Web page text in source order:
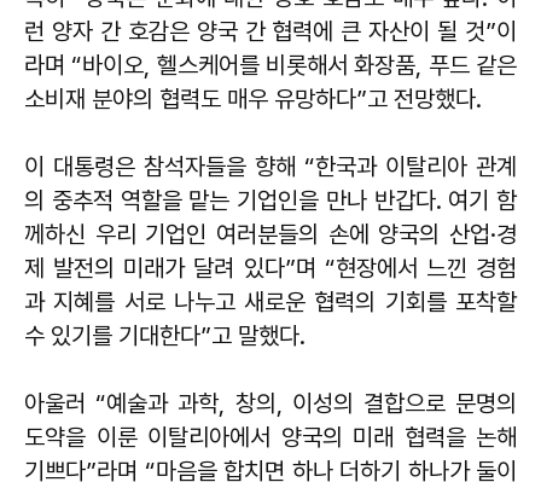
런 양자 간 호감은 양국 간 협력에 큰 자산이 될 것”이
라며 “바이오, 헬스케어를 비롯해서 화장품, 푸드 같은
소비재 분야의 협력도 매우 유망하다”고 전망했다.
이 대통령은 참석자들을 향해 “한국과 이탈리아 관계
의 중추적 역할을 맡는 기업인을 만나 반갑다. 여기 함
께하신 우리 기업인 여러분들의 손에 양국의 산업·경
제 발전의 미래가 달려 있다”며 “현장에서 느낀 경험
과 지혜를 서로 나누고 새로운 협력의 기회를 포착할
수 있기를 기대한다”고 말했다.
아울러 “예술과 과학, 창의, 이성의 결합으로 문명의
도약을 이룬 이탈리아에서 양국의 미래 협력을 논해
기쁘다”라며 “마음을 합치면 하나 더하기 하나가 둘이